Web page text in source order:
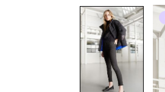
Vai
alla
fine
della
galleria
di